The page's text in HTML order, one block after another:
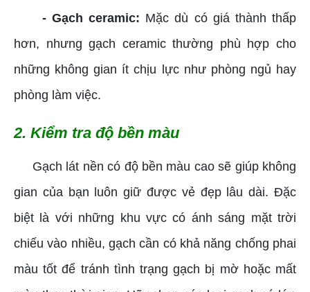
- Gạch ceramic: Mặc dù có giá thành thấp
hơn, nhưng gạch ceramic thường phù hợp cho
những không gian ít chịu lực như phòng ngủ hay
phòng làm việc.
2. Kiểm tra độ bền màu
Gạch lát nền có độ bền màu cao sẽ giúp không
gian của bạn luôn giữ được vẻ đẹp lâu dài. Đặc
biệt là với những khu vực có ánh sáng mặt trời
chiếu vào nhiều, gạch cần có khả năng chống phai
màu tốt để tránh tình trạng gạch bị mờ hoặc mất